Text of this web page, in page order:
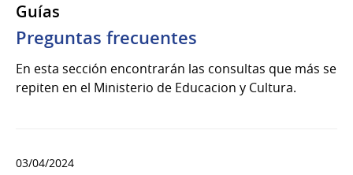
Guías
Preguntas frecuentes
En esta sección encontrarán las consultas que más se
repiten en el Ministerio de Educacion y Cultura.
03/04/2024